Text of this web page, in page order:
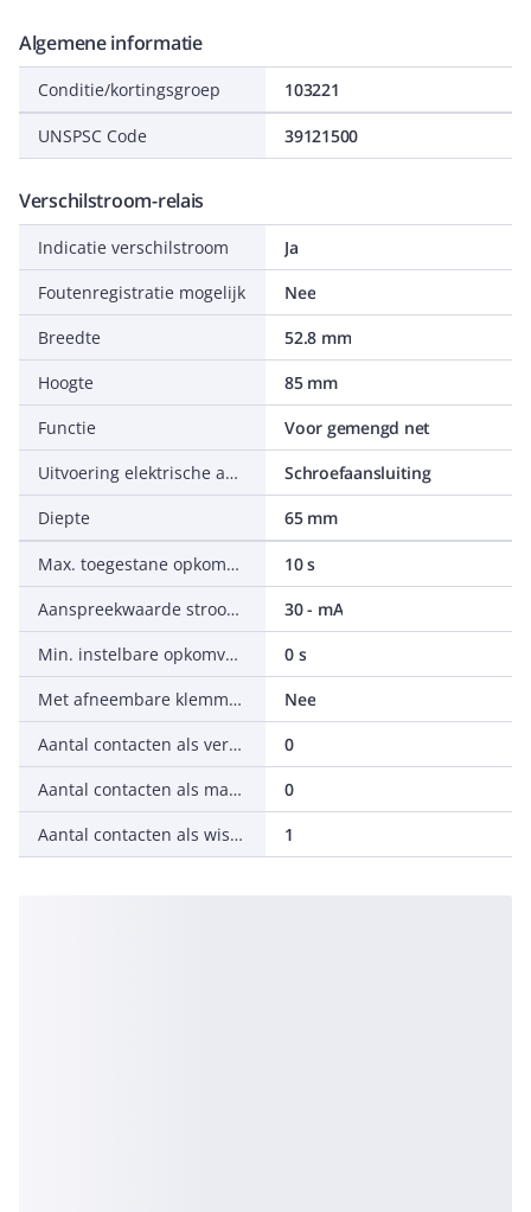
Algemene informatie
Conditie/kortingsgroep 103221
UNSPSC Code 39121500
Verschilstroom-relais
Indicatie verschilstroom
Ja
Foutenregistratie mogelijk
Nee
Breedte
52.8 mm
Hoogte
85 mm
Functie
Voor gemengd net
Uitvoering elektrische aansluiting
Schroefaansluiting
Diepte
65 mm
Max. toegestane opkomvertragingstijd
10 s
Aanspreekwaarde stroomsterkte 1
30 - mA
Min. instelbare opkomvertragingstijd
0 s
Met afneembare klemmen
Nee
Aantal contacten als verbreekcontact
0
Aantal contacten als maakcontact
0
Aantal contacten als wisselcontact
1